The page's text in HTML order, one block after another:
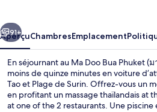
Phuket
(มา
ดู
บัว
Suivant
91+
AperçuChambresEmplacement
En séjournant au Ma Doo Bua Phuket (
moins de quinze minutes en voiture
Tao et Plage de Surin. Offrez-vous un
en profitant un massage thaïlandais at
at one of the 2 restaurants. Une